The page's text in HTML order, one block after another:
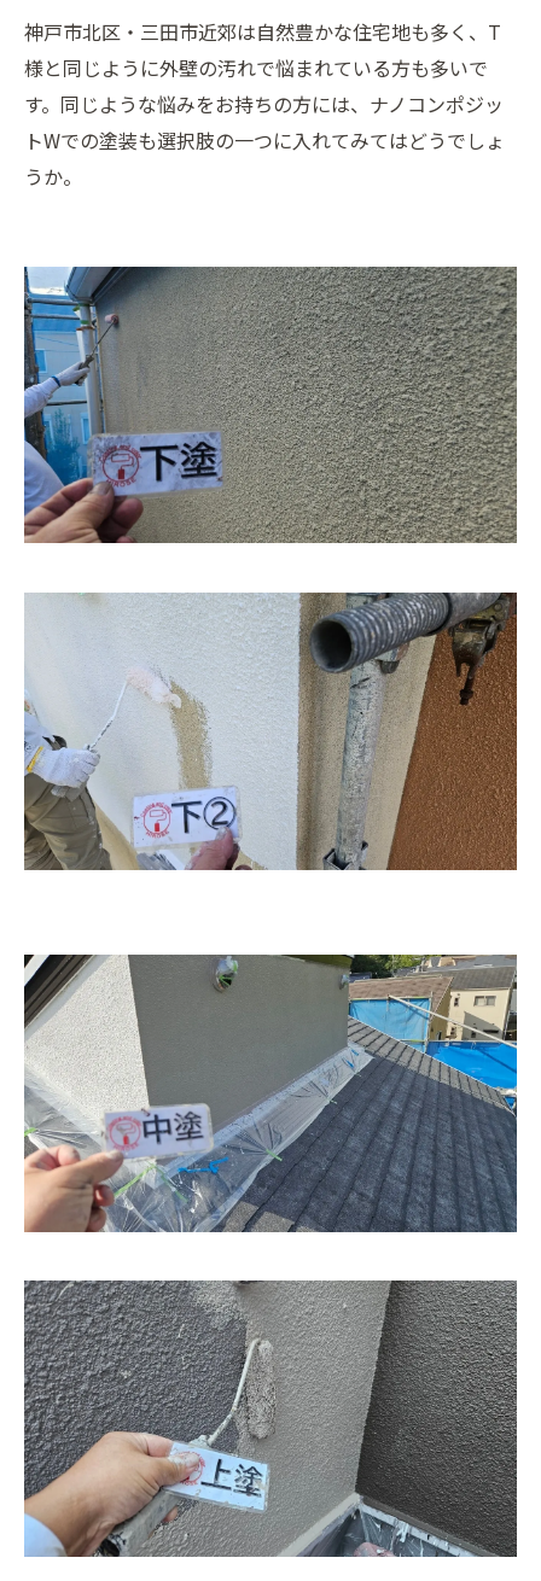
神戸市北区・三田市近郊は自然豊かな住宅地も多く、T
様と同じように外壁の汚れで悩まれている方も多いで
す。同じような悩みをお持ちの方には、ナノコンポジッ
トWでの塗装も選択肢の一つに入れてみてはどうでしょ
うか。